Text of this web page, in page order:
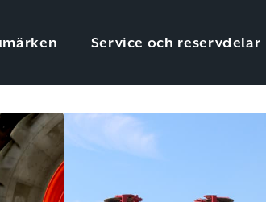
Service och reservdelar